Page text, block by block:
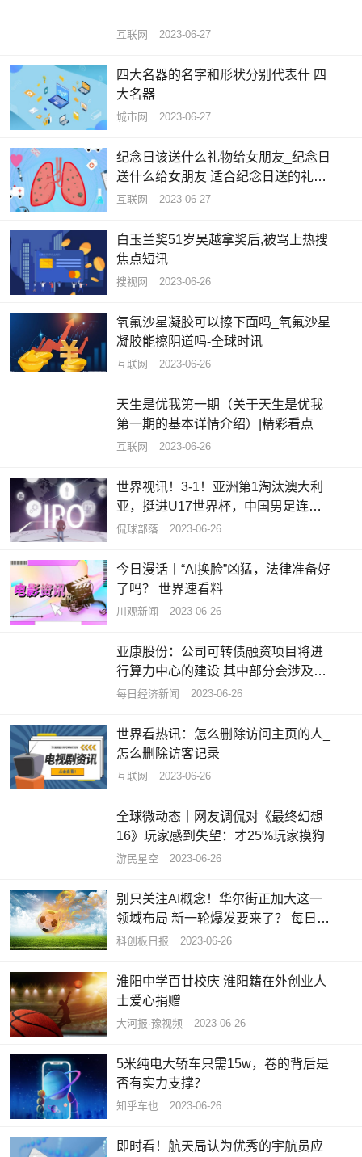
互联网 2023-06-27
四大名器的名字和形状分别代表什 四
大名器
城市网 2023-06-27
纪念日该送什么礼物给女朋友_纪念日
送什么给女朋友 适合纪念日送的礼物
推荐
互联网 2023-06-27
白玉兰奖51岁吴越拿奖后,被骂上热搜
焦点短讯
搜视网 2023-06-26
氧氟沙星凝胶可以擦下面吗_氧氟沙星
凝胶能擦阴道吗-全球时讯
互联网 2023-06-26
天生是优我第一期（关于天生是优我
第一期的基本详情介绍）|精彩看点
互联网 2023-06-26
世界视讯！3-1！亚洲第1淘汰澳大利
亚，挺进U17世界杯，中国男足连续8
届缺席
侃球部落 2023-06-26
今日漫话丨“AI换脸”凶猛，法律准备好
了吗？ 世界速看料
川观新闻 2023-06-26
亚康股份：公司可转债融资项目将进
行算力中心的建设 其中部分会涉及租
售算力
每日经济新闻 2023-06-26
世界看热讯：怎么删除访问主页的人_
怎么删除访客记录
互联网 2023-06-26
全球微动态丨网友调侃对《最终幻想
16》玩家感到失望：才25%玩家摸狗
游民星空 2023-06-26
别只关注AI概念！华尔街正加大这一
领域布局 新一轮爆发要来了？ 每日热
点
科创板日报 2023-06-26
淮阳中学百廿校庆 淮阳籍在外创业人
士爱心捐赠
大河报·豫视频 2023-06-26
5米纯电大轿车只需15w，卷的背后是
否有实力支撑？
知乎车也 2023-06-26
即时看！航天局认为优秀的宇航员应